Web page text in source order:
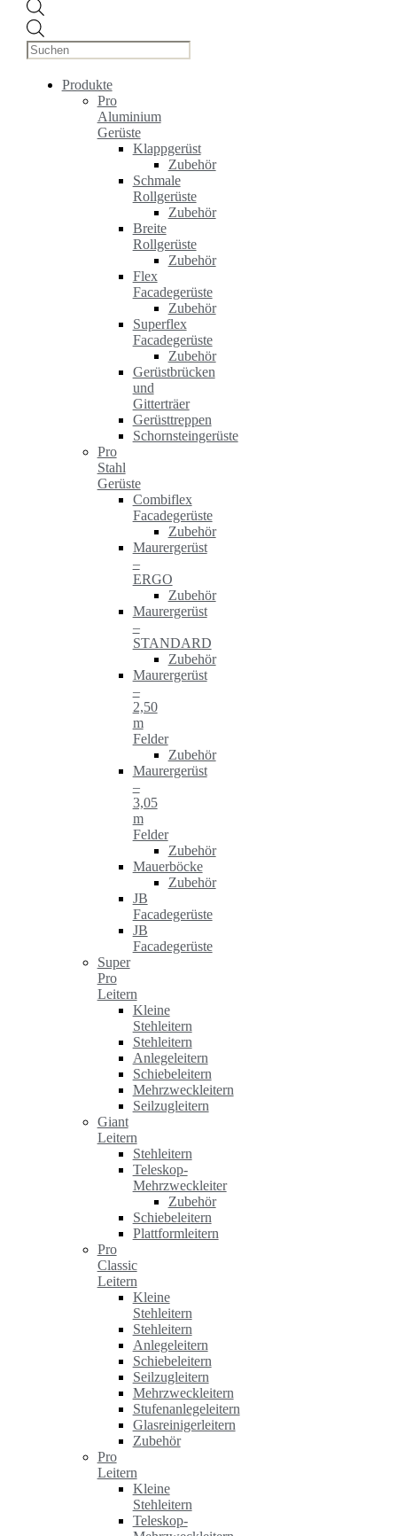
search
Produkte
Pro
Aluminium
Gerüste
Klappgerüst
Zubehör
Schmale
Rollgerüste
Zubehör
Breite
Rollgerüste
Zubehör
Flex
Facadegerüste
Zubehör
Superflex
Facadegerüste
Zubehör
Gerüstbrücken
und
Gitterträer
Gerüsttreppen
Schornsteingerüste
Pro
Stahl
Gerüste
Combiflex
Facadegerüste
Zubehör
Maurergerüst
–
ERGO
Zubehör
Maurergerüst
–
STANDARD
Zubehör
Maurergerüst
–
2,50
m
Felder
Zubehör
Maurergerüst
–
3,05
m
Felder
Zubehör
Mauerböcke
Zubehör
JB
Facadegerüste
JB
Facadegerüste
Super
Pro
Leitern
Kleine
Stehleitern
Stehleitern
Anlegeleitern
Schiebeleitern
Mehrzweckleitern
Seilzugleitern
Giant
Leitern
Stehleitern
Teleskop-
Mehrzweckleiter
Zubehör
Schiebeleitern
Plattformleitern
Pro
Classic
Leitern
Kleine
Stehleitern
Stehleitern
Anlegeleitern
Schiebeleitern
Seilzugleitern
Mehrzweckleitern
Stufenanlegeleitern
Glasreinigerleitern
Zubehör
Pro
Leitern
Kleine
Stehleitern
Teleskop-